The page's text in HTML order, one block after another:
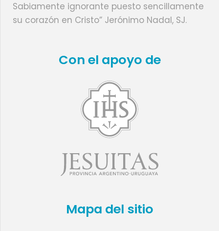
Sabiamente ignorante puesto sencillamente
su corazón en Cristo” Jerónimo Nadal, SJ.
Con el apoyo de
Mapa del sitio